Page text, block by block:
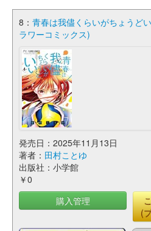
8： 青春は我儘くらいがちょうど
ラワーコミックス)
発売日：2025年11月13日
著者： 田村ことゆ
出版社：小学館
￥0
購入管理
(